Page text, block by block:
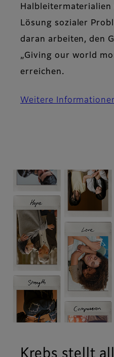
Halbleitermaterialien
Lösung sozialer
daran arbeiten, den
„Giving our world
erreichen.
Weitere
Krebs stellt